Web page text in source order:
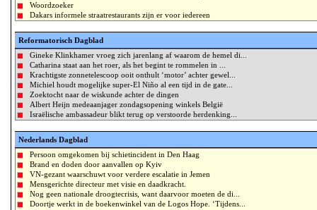
Woordzoeker
Dakars informele straatrestaurants zijn er voor iedereen
Reformatorisch Dagblad
Gineke Klinkhamer vroeg zich jarenlang af waarom de hemel di...
Catharina staat aan het roer, als het begint te rommelen in ...
Krachtigste zonnetelescoop ooit onthult ‘motor’ achter gewel...
Michiel houdt mogelijke super-El Niño al een tijd in de gate...
Zoektocht naar de wiskunde achter de dingen
Albert Heijn medeaanjager zondagsopening winkels België
Israëlische ambassadeur blikt terug op verstoorde herdenking...
Nederlands Dagblad
Persoon omgekomen bij schietincident in Den Haag
Brand en doden door aanvallen op Kyiv
VN-gezant waarschuwt voor verdere escalatie in Jemen
Mensgerichte directeur met visie en daadkracht.
Nog geen nationale droogtecrisis, want daarvoor moeten de di...
Doortje werkt in de boekenwinkel van de Logos Hope. ‘Tijdens...